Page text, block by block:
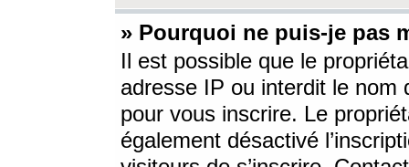
» Pourquoi ne puis-je pas
Il est possible que le
adresse IP ou interdit le nom
pour vous inscrire. Le
également désactivé